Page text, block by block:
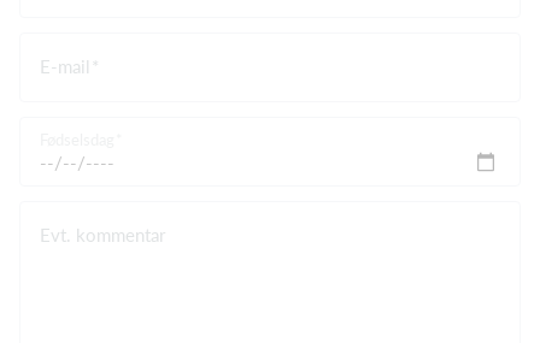
E-mail
Evt. kommentar